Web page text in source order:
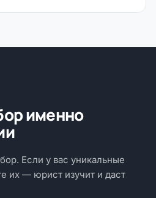
именно
Если у вас уникальные
их — юрист изучит и даст